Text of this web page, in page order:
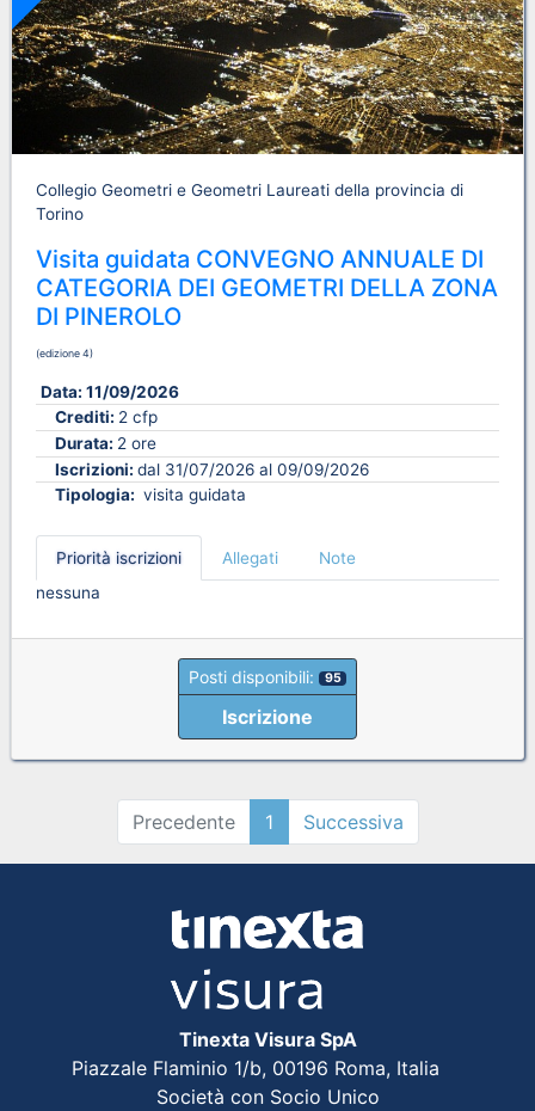
Collegio Geometri e Geometri Laureati della provincia di
Torino
Visita guidata CONVEGNO ANNUALE DI
CATEGORIA DEI GEOMETRI DELLA ZONA
DI PINEROLO
(edizione 4)
Data: 11/09/2026
Crediti: 2 cfp
Durata: 2 ore
Iscrizioni: dal 31/07/2026 al 09/09/2026
Tipologia: visita guidata
Priorità iscrizioni Allegati
Note
nessuna
Posti disponibili: 95
Iscrizione
Precedente 1 Successiva
Tinexta Visura SpA
Piazzale Flaminio 1/b, 00196 Roma, Italia
Società con Socio Unico